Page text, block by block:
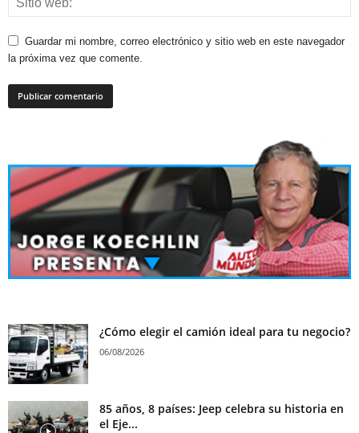
Guardar mi nombre, correo electrónico y sitio web en este navegador
la próxima vez que comente.
¿Cómo elegir el camión ideal para tu negocio?
06/08/2026
85 años, 8 países: Jeep celebra su historia en
el Eje...